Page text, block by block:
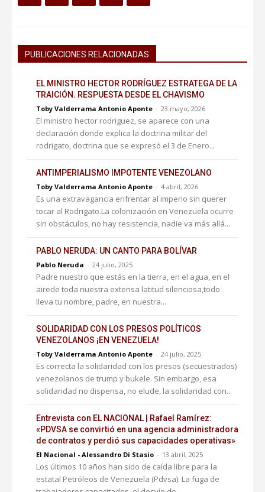
PUBLICACIONES RELACIONADAS
EL MINISTRO HECTOR RODRÍGUEZ ESTRATEGA DE LA
TRAICIÓN. RESPUESTA DESDE EL CHAVISMO
Toby Valderrama Antonio Aponte - 23 mayo, 2026
El ministro hector rodriguez, se aparece con una
declaración donde explica la doctrina militar del
rodrigato, doctrina que se expresó el 3 de Enero...
ANTIMPERIALISMO IMPOTENTE VENEZOLANO
Toby Valderrama Antonio Aponte - 4 abril, 2026
Es una extravagancia enfrentar al imperio sin querer
tocar al Rodrigato.La colonización en Venezuela ocurre
sin obstáculos, no hay resistencia, nadie va más allá...
PABLO NERUDA: UN CANTO PARA BOLÍVAR
Pablo Neruda - 24 julio, 2025
Padre nuestro que estás en la tierra, en el agua, en el
airede toda nuestra extensa latitud silenciosa,todo
lleva tu nombre, padre, en nuestra...
SOLIDARIDAD CON LOS PRESOS POLÍTICOS
VENEZOLANOS ¡EN VENEZUELA!
Toby Valderrama Antonio Aponte - 24 julio, 2025
Es correcta la solidaridad con los presos (secuestrados)
venezolanos de trump y bukele. Sin embargo, esa
solidaridad no dispensa, no elude, la solidaridad con...
Entrevista con EL NACIONAL | Rafael Ramírez:
«PDVSA se convirtió en una agencia administradora
de contratos y perdió sus capacidades operativas»
El Nacional - Alessandro Di Stasio - 13 abril, 2025
Los últimos 10 años han sido de caída libre para la
estatal Petróleos de Venezuela (Pdvsa). La fuga de